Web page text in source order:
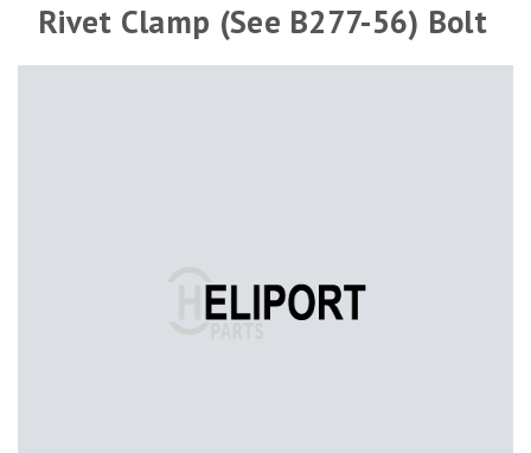
Rivet Clamp (See B277-56) Bolt